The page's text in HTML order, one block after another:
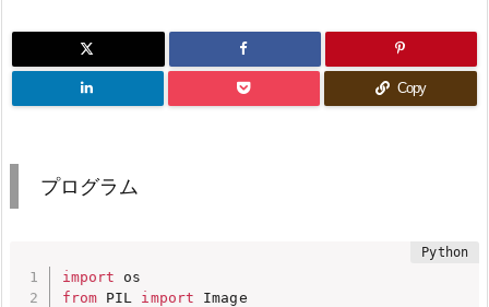
Copy
プログラム
import
from PIL import Image